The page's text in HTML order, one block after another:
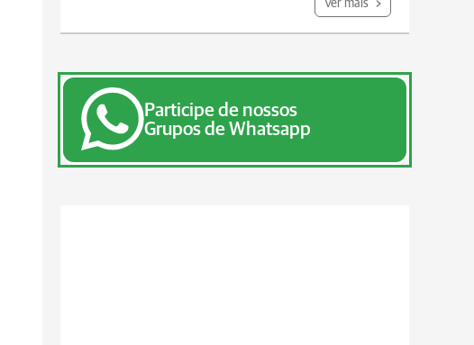
Ver mais
Participe de nossos
Grupos de Whatsapp